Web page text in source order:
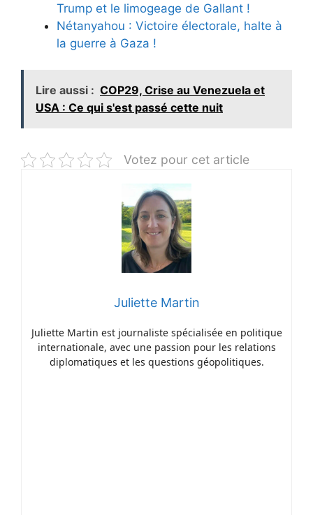
Trump et le limogeage de Gallant !
Nétanyahou : Victoire électorale, halte à
la guerre à Gaza !
Lire aussi : COP29, Crise au Venezuela et
USA : Ce qui s'est passé cette nuit
Votez pour cet article
Juliette Martin
Juliette Martin est journaliste spécialisée en politique
internationale, avec une passion pour les relations
diplomatiques et les questions géopolitiques.